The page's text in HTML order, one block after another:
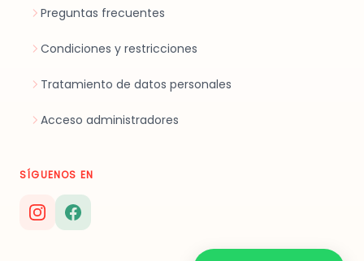
Preguntas frecuentes
Condiciones y restricciones
Tratamiento de datos personales
Acceso administradores
SÍGUENOS EN